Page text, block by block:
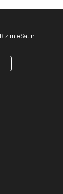
Bizimle Satın